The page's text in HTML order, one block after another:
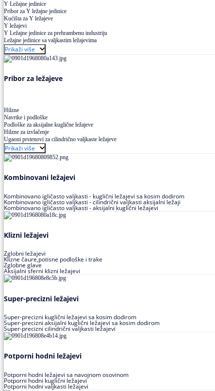
Y Ležajne jedinice
Pribor za Y ležajne jedinice
Kućišta za Y ležajeve
Y ležajevi
Y Ležajne jedinice za prehrambenu industriju
Ležajne jedinice sa valjkastim ležajevima
Prikaži više
Pribor za ležajeve
Hilzne
Navrtke i podloške
Podloške za aksijalne kuglične ležajeve
Hilzne za izvlačenje
Ugaoni prstenovi za cilindrično valjkaste ležajeve
Prikaži više
Kombinovani ležajevi
Kombinovano igličasto valjkasti - kuglični ležajevi sa kosim dodirom
Kombinovano igličasto valjkasti - cilindrični valjkasti aksijalni ležaji
Kombinovano igličasto valjkasti - aksijalni kuglični ležajevi
Klizni ležajevi
Zglobni ležajevi
Klizne čaure,potisne podloške i trake
Zglobne glave
Aksijalni sferni klizni ležajevi
Super-precizni ležajevi
Super-precizni kuglični ležajevi sa kosim dodirom
Super-precizni aksijalni kuglični ležajevi sa kosim dodirom
Super-precizni cilindrični valjkasti ležajevi
Potporni hodni ležajevi
Potporni hodni ležajevi sa navojnom osovinom
Potporni hodni kuglični ležajevi
Potporni hodni valjkasti ležajevi